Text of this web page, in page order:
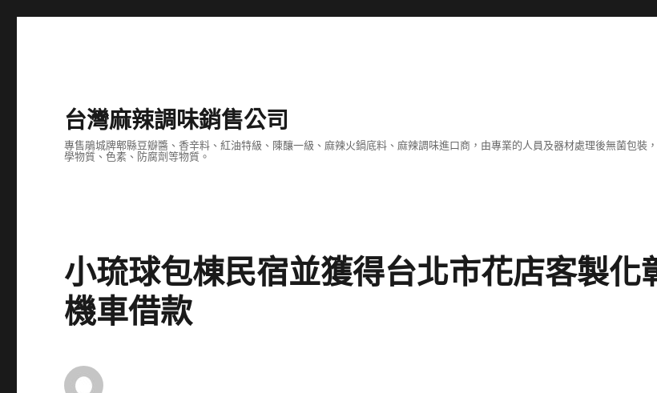
台灣麻辣調味銷售公司
專售鵑城牌郫縣豆瓣醬、香辛料、紅油特級、陳釀一級、麻辣火鍋底料、麻辣調味進口商，由專業的人員及器材處理後無菌包
學物質、色素、防腐劑等物質。
小琉球包棟民宿並獲得台北市花店客製化
機車借款